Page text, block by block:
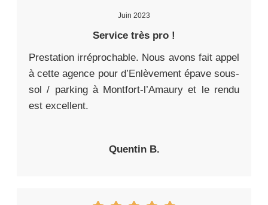
Juin 2023
Service très pro !
Prestation irréprochable. Nous avons fait appel
à cette agence pour d’Enlèvement épave sous-
sol / parking à Montfort-l’Amaury et le rendu
est excellent.
Quentin B.